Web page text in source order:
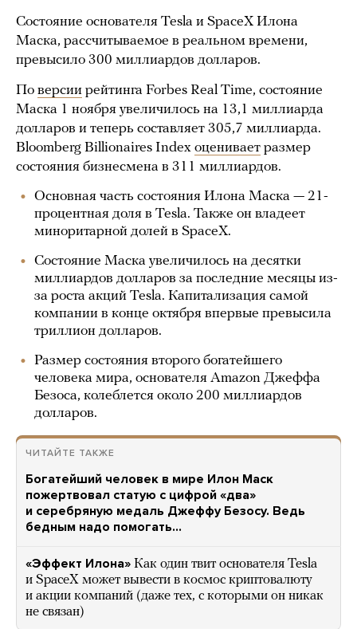
Состояние основателя Tesla и SpaceX Илона
Маска, рассчитываемое в реальном времени,
превысило 300 миллиардов долларов.
По версии рейтинга Forbes Real Time, состояние
Маска 1 ноября увеличилось на 13,1 миллиарда
долларов и теперь составляет 305,7 миллиарда.
Bloomberg Billionaires Index оценивает размер
состояния бизнесмена в 311 миллиардов.
Основная часть состояния Илона Маска — 21-
процентная доля в Tesla. Также он владеет
миноритарной долей в SpaceX.
Состояние Маска увеличилось на десятки
миллиардов долларов за последние месяцы из-
за роста акций Tesla. Капитализация самой
компании в конце октября впервые превысила
триллион долларов.
Размер состояния второго богатейшего
человека мира, основателя Amazon Джеффа
Безоса, колеблется около 200 миллиардов
долларов.
ЧИТАЙТЕ ТАКЖЕ
Богатейший человек в мире Илон Маск
пожертвовал статую с цифрой «два»
и серебряную медаль Джеффу Безосу. Ведь
бедным надо помогать…
«Эффект Илона» Как один твит основателя Tesla
и SpaceX может вывести в космос криптовалюту
и акции компаний (даже тех, с которыми он никак
не связан)